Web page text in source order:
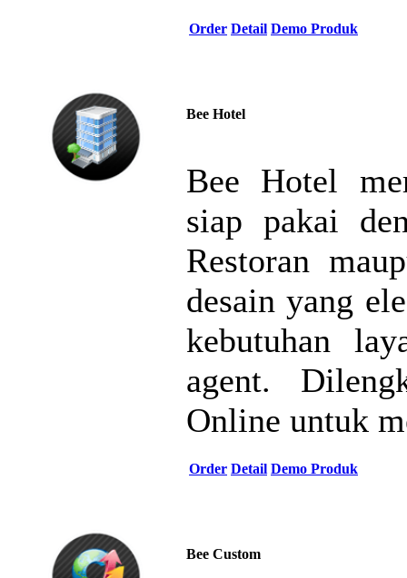
Order Detail Demo Produk
Bee Hotel
Bee Hotel
siap pakai
Restoran
desain yang
kebutuhan
agent.
Online untuk
Order Detail Demo Produk
Bee Custom